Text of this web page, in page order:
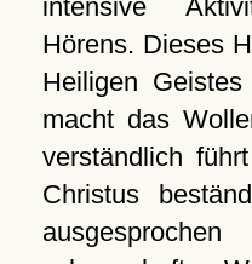
intensive
Hörens. Dieses
Heiligen
macht das
verständlich
Christus